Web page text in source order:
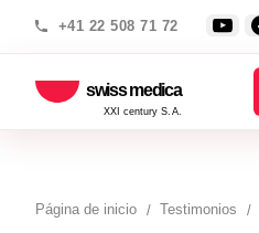
+41 22 508 71 72
swiss medica
XXI century S.A.
Página de inicio Testimonios